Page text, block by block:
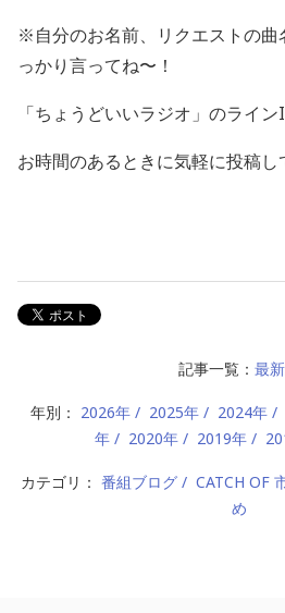
※自分のお名前、リクエストの曲
っかり言ってね〜！
「ちょうどいいラジオ」のライン
お時間のあるときに気軽に投稿
記事一覧： 最
年別： 2026年 2025年 2024年
年
2020年 2019年
カテゴリ： 番組ブログ CATCH OF
め